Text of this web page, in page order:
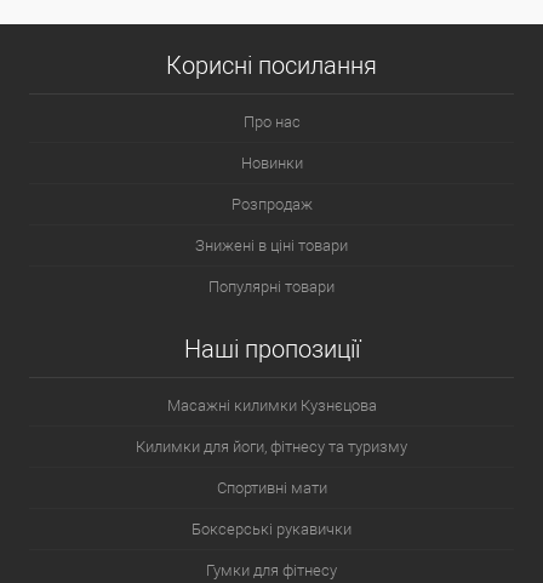
запитань. Це вага виробу, який доводиться нести на спині, і
нерівності. Відрізняються килимки, що самонадуваються один
завтовшки;
компактністю та вагою.
Корисні посилання
Про нас
Новинки
Розпродаж
Знижені в ціні товари
Популярні товари
Наші пропозиції
Масажні килимки Кузнєцова
Килимки для йоги, фітнесу та туризму
Спортивні мати
Боксерські рукавички
Гумки для фітнесу